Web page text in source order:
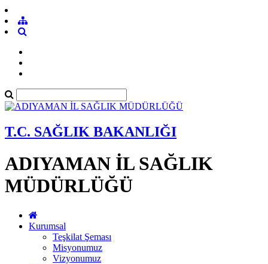
T.C. SAĞLIK BAKANLIĞI
ADIYAMAN İL SAĞLIK
MÜDÜRLÜĞÜ
Kurumsal
Teşkilat Şeması
Misyonumuz
Vizyonumuz